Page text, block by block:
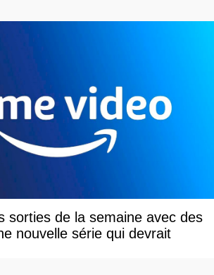
sorties de la semaine avec des
nouvelle série qui devrait